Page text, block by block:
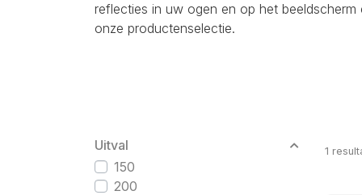
reflecties in uw ogen en op het
onze productenselectie.
Uitval
150
200
1